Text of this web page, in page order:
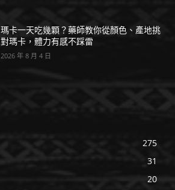
瑪卡一天吃幾顆？藥師教你從顏色、產地挑
對瑪卡，體力有感不踩雷
2026 年 8 月 4 日
275
31
20